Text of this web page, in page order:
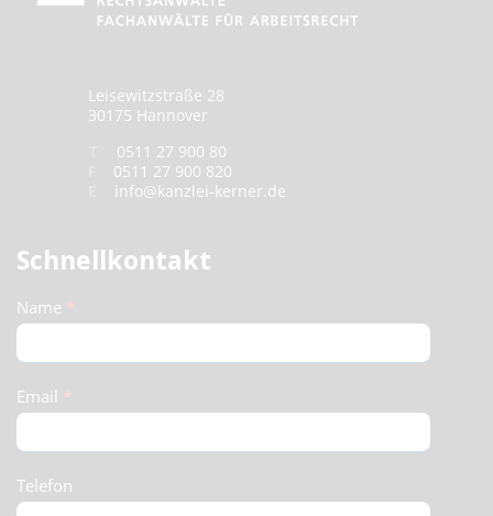
Leisewitzstraße 28
30175 Hannover
0511 27 900 80
0511 27 900 820
info@kanzlei-kerner.de
Schnellkontakt
Schnellkontakt
(Footer)
Name *
Email *
Telefon